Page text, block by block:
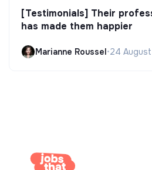
[Testimonials] Their
has made them happier
Marianne Roussel•24